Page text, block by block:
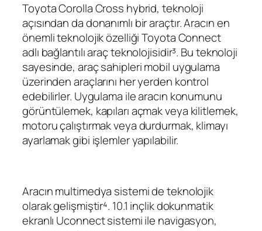
Toyota Corolla Cross hybrid, teknoloji
açısından da donanımlı bir araçtır. Aracın en
önemli teknolojik özelliği Toyota Connect
adlı bağlantılı araç teknolojisidir³. Bu teknoloji
sayesinde, araç sahipleri mobil uygulama
üzerinden araçlarını her yerden kontrol
edebilirler. Uygulama ile aracın konumunu
görüntülemek, kapıları açmak veya kilitlemek,
motoru çalıştırmak veya durdurmak, klimayı
ayarlamak gibi işlemler yapılabilir.
Aracın multimedya sistemi de teknolojik
olarak gelişmiştir⁴. 10.1 inçlik dokunmatik
ekranlı Uconnect sistemi ile navigasyon,